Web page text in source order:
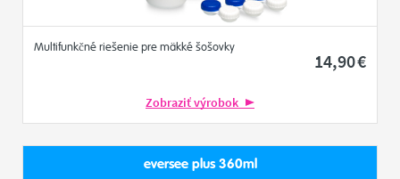
Multifunkčné riešenie pre mäkké šošovky
14,90€
Zobraziť výrobok
eversee plus 360ml